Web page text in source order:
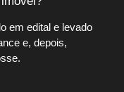
em edital e levado
e, depois,